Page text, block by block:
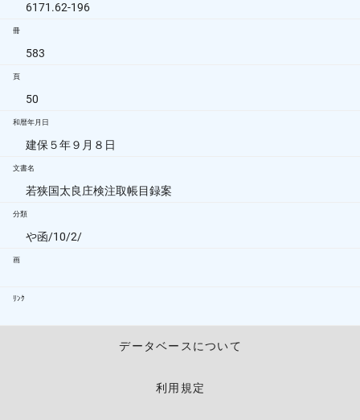
6171.62-196
冊
583
頁
50
和暦年月日
建保５年９月８日
文書名
若狭国太良庄検注取帳目録案
分類
や函/10/2/
画
ﾘﾝｸ
データベースについて
利用規定